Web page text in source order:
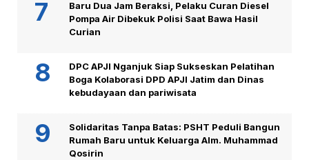
Baru Dua Jam Beraksi, Pelaku Curan Diesel
Pompa Air Dibekuk Polisi Saat Bawa Hasil
Curian
DPC APJI Nganjuk Siap Sukseskan Pelatihan
Boga Kolaborasi DPD APJI Jatim dan Dinas
kebudayaan dan pariwisata
Solidaritas Tanpa Batas: PSHT Peduli Bangun
Rumah Baru untuk Keluarga Alm. Muhammad
Qosirin